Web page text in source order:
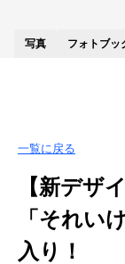
写真 フォトブッ
一覧に戻る
【新デザ
「それい
入り！